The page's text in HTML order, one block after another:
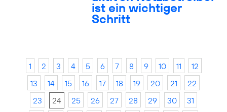
ist ein wichtiger
Schritt
1 2 3 4 5 6 7 8 9 10 11
12
13
14 15 16 17 18 19 20 21
22
23
24 25 26 27 28 29 30
31